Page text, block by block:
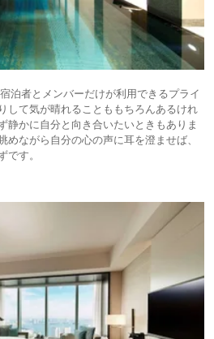
泊者とメンバーだけが利用できるプライ
して気が晴れることももちろんあるけれ
静かに自分と向き合いたいときもありま
ながら自分の心の声に耳を澄ませば、
です。